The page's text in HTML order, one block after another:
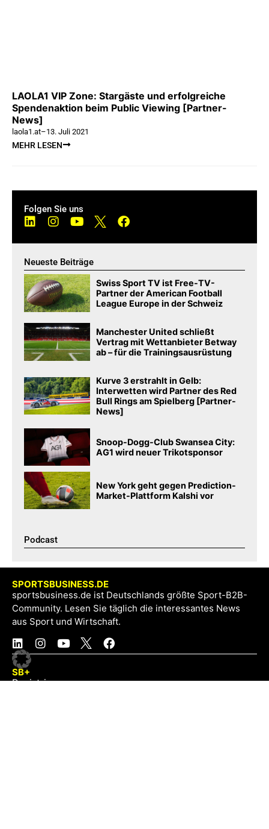
LAOLA1 VIP Zone: Stargäste und erfolgreiche
Spendenaktion beim Public Viewing [Partner-
News]
laola1.at–13. Juli 2021
MEHR LESEN
Folgen Sie uns
Neueste Beiträge
Swiss Sport TV ist Free-TV-
Partner der American Football
League Europe in der Schweiz
Manchester United schließt
Vertrag mit Wettanbieter Betway
ab – für die Trainingsausrüstung
Kurve 3 erstrahlt in Gelb:
Interwetten wird Partner des Red
Bull Rings am Spielberg [Partner-
News]
Snoop-Dogg-Club Swansea City:
AG1 wird neuer Trikotsponsor
New York geht gegen Prediction-
Market-Plattform Kalshi vor
Podcast​
SPORTSBUSINESS.DE
sportsbusiness.de ist Deutschlands größte Sport-B2B-
Community. Lesen Sie täglich die interessantes News
aus Sport und Wirtschaft.
SB+
Registrieren